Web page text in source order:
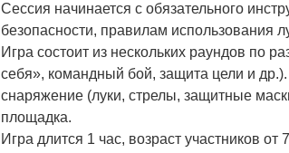
Сессия начинается с обязательного
безопасности, правилам использования
Игра состоит из нескольких раундов по
себя», командный бой, защита цели и
снаряжение (луки, стрелы, защитные
площадка.
Игра длится 1 час, возраст участников от